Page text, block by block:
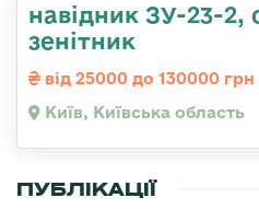
навідник ЗУ-23-2,
зенітник
від 25000 до 130000 грн
Київ, Київська область
ПУБЛІКАЦІЇ